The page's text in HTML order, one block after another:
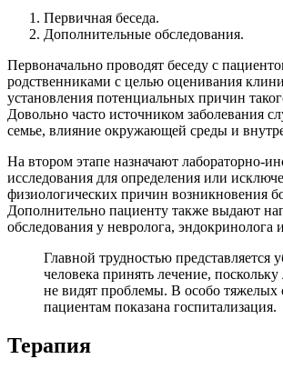
Первичная беседа.
Дополнительные обследования.
Первоначально проводят беседу с
родственниками с целью оценивания
установления потенциальных причин
Довольно часто источником заболевания
семье, влияние окружающей среды и
На втором этапе назначают лабораторно-
исследования для определения или
физиологических причин возникновения
Дополнительно пациенту также выдают
обследования у невролога, эндокринолога
Главной трудностью представляется
человека принять лечение,
не видят проблемы. В особо тяжелых
пациентам показана госпитализация.
Терапия